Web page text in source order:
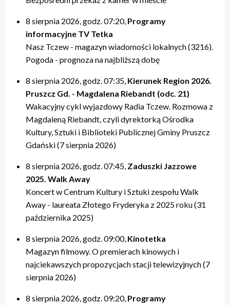
20:00 – relacje
21:40 – Pytania do Prezydenta / Pytania do Starosty
22:00 – relacje
20:00 – relacje
21:40 – Opinie w Radiu Tczew
22:00 – relacje
19:40 – Kulturalne pogaduszki / Fabryczne Pogaduszki
20:00 – relacje
21:20 – Nasz Tczew, Pogoda
21:40 – KinoteTka
21:50 – Kulturalne pogaduszki / Fabryczne Pogaduszki
22:00 – relacje
19:50 – relacje
21:40 – Tczew Mówi
21:50 – relacje
17:40 – Powtórki programów z tygodnia
20:40 – relacje tygodnia
8 sierpnia 2026, godz. 07:20, Programy
informacyjne TV Tetka
Nasz Tczew - magazyn wiadomości lokalnych (3216).
Pogoda - prognoza na najbliższą dobę
8 sierpnia 2026, godz. 07:35, Kierunek Region 2026.
Pruszcz Gd. - Magdalena Riebandt (odc. 21)
Wakacyjny cykl wyjazdowy Radia Tczew. Rozmowa z
Magdaleną Riebandt, czyli dyrektorką Ośrodka
Kultury, Sztuki i Biblioteki Publicznej Gminy Pruszcz
Gdański (7 sierpnia 2026)
8 sierpnia 2026, godz. 07:45, Zaduszki Jazzowe
2025. Walk Away
Koncert w Centrum Kultury i Sztuki zespołu Walk
Away - laureata Złotego Fryderyka z 2025 roku (31
października 2025)
8 sierpnia 2026, godz. 09:00, Kinotetka
Magazyn filmowy. O premierach kinowych i
najciekawszych propozycjach stacji telewizyjnych (7
sierpnia 2026)
8 sierpnia 2026, godz. 09:20, Programy